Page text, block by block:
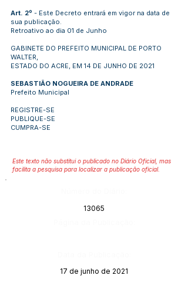
Art. 2º - Este Decreto entrará em vigor na data de
sua publicação.
Retroativo ao dia 01 de Junho
GABINETE DO PREFEITO MUNICIPAL DE PORTO
WALTER,
ESTADO DO ACRE, EM 14 DE JUNHO DE 2021
SEBASTIÃO NOGUEIRA DE ANDRADE
Prefeito Municipal
REGISTRE-SE
PUBLIQUE-SE
CUMPRA-SE
Este texto não substitui o publicado no Diário Oficial, mas
facilita a pesquisa para localizar a publicação oficial.
13065
17 de junho de 2021